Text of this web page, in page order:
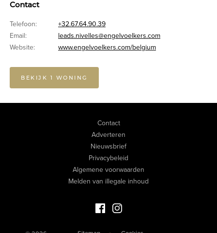
Contact
Telefoon:
+32.67.64.90.39
Email:
leads.nivelles@engelvoelkers.com
Website:
www.engelvoelkers.com/belgium
BEKIJK 1 WONING
Contact
Adverteren
Nieuwsbrief
Privacybeleid
Algemene voorwaarden
Melden van illegale inhoud
Facebook Luxevastgoed
Instagram Luxevastgoed